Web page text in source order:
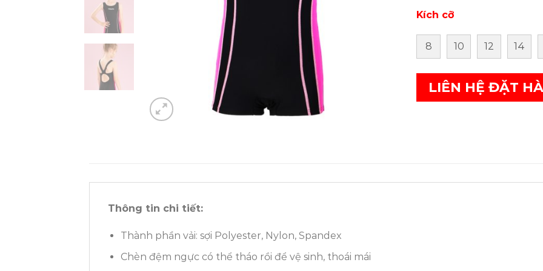
Kích cỡ
8 10 12 14
LIÊN HỆ ĐẶT
Thông tin chi tiết:
Thành phần vải: sợi Polyester, Nylon, Spandex
Chèn đệm ngực có thể tháo rồi để vệ sinh, thoái mái